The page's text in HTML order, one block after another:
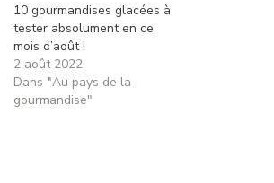
10 gourmandises glacées à
tester absolument en ce
mois d’août !
2 août 2022
Dans "Au pays de la
gourmandise"